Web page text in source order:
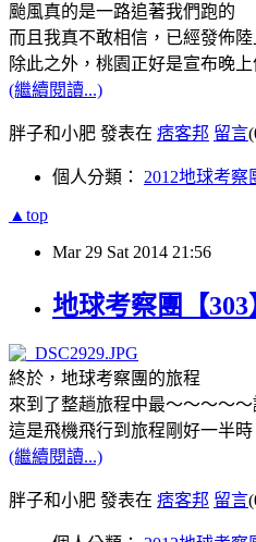
颱風真的是一路追著我們跑的
而且我真不敢相信，已經發佈
除此之外，桃園正好是宣布晚
(繼續閱讀...)
胖子和小肥 發表在 痞客邦 留言
個人分類： 2012地球考察
▲top
Mar 29 Sat 2014 21:56
地球考察團【
終於，地球考察團的旅程
來到了整趟旅程中最～～～～
這是飛機飛行到旅程剛好一半
(繼續閱讀...)
胖子和小肥 發表在 痞客邦 留言